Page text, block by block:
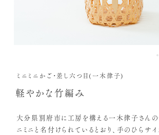
ミニミニかご・差し六つ目(一木律子)
軽やかな竹編み
大分県別府市に工房を構える一木律子さんの
ニミニと名付けられているとおり、手のひらサ